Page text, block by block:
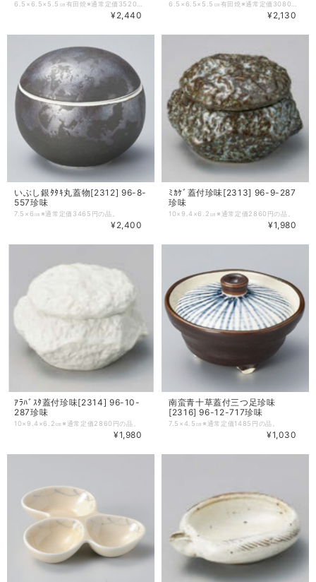
¥2,440 ¥2,130
いぶし銀ﾀﾀｷ丸蓋物[2312] 96-8-
557珍味
7.5×6㎝※通常定価3465円の品。
¥2,400
ﾐｶｹﾞ蓋付珍味[2313] 96-9-287
珍味
10×9.4×6.2㎝※通常定価2860円の品。
¥1,980
ｱﾗﾊﾞｽﾀ蓋付珍味[2314] 96-10-
287珍味
10×9.4×6.2㎝※通常定価2860円の品。
¥1,980
南蛮青十草蓋付三つ足珍味
[2316] 96-12-717珍味
7.5×4.5㎝※通常定価1485円の品。
¥1,030